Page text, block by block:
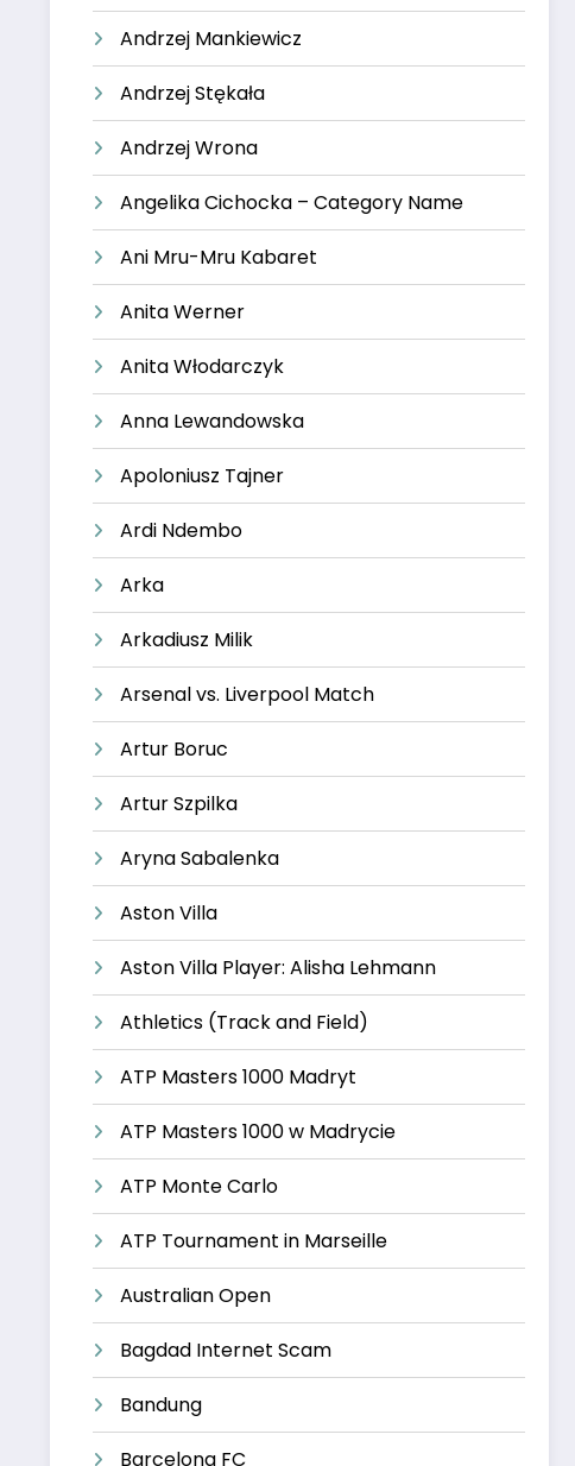
Andrzej Mankiewicz
Andrzej Stękała
Andrzej Wrona
Angelika Cichocka – Category Name
Ani Mru-Mru Kabaret
Anita Werner
Anita Włodarczyk
Anna Lewandowska
Apoloniusz Tajner
Ardi Ndembo
Arka
Arkadiusz Milik
Arsenal vs. Liverpool Match
Artur Boruc
Artur Szpilka
Aryna Sabalenka
Aston Villa
Aston Villa Player: Alisha Lehmann
Athletics (Track and Field)
ATP Masters 1000 Madryt
ATP Masters 1000 w Madrycie
ATP Monte Carlo
ATP Tournament in Marseille
Australian Open
Bagdad Internet Scam
Bandung
Barcelona FC